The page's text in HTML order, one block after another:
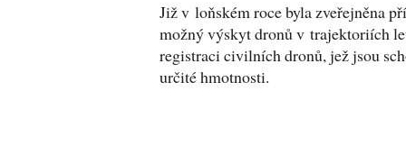
Již v loňském roce byla zveřejněna
možný výskyt dronů v trajektoriích
registraci civilních dronů, jež jsou
určité hmotnosti.